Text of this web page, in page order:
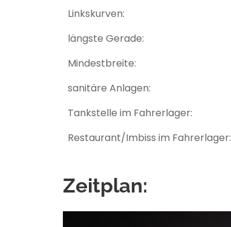
Linkskurven:
längste Gerade:
Mindestbreite:
sanitäre Anlagen:
Tankstelle im Fahrerlager:
Restaurant/Imbiss im Fahrerlager:
Zeitplan: